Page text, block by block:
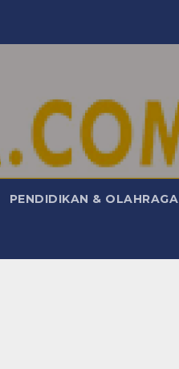
PENDIDIKAN & OLAHRAGA